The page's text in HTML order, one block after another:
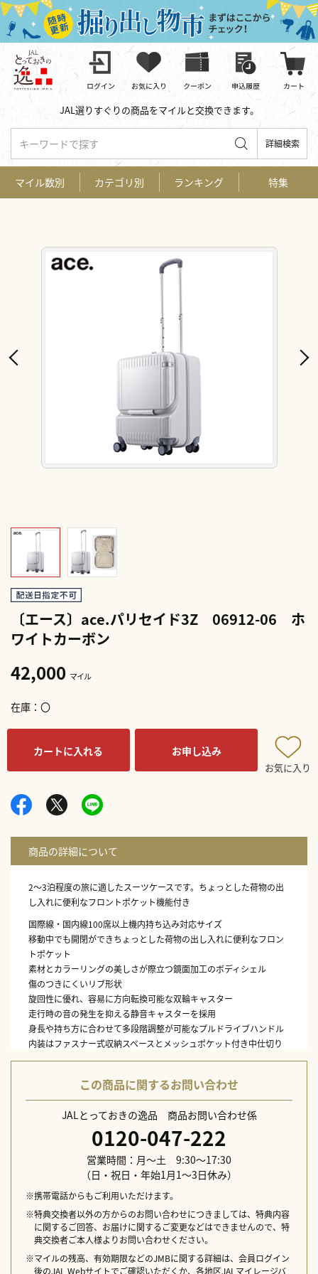
JAL選りすぐりの商品をマイルと交換できます。
キーワードで探す 詳細検索
〔エース〕ace.パリセイド3Z 06912-06 ホ
ワイトカーボン
42,000 マイル
在庫 〇
カートに入れる お申し込み
お気に入り
2～3泊程度の旅に適したスーツケースです。ちょっとした荷物の出
し入れに便利なフロントポケット機能付き
国際線・国内線100席以上機内持ち込み対応サイズ
移動中でも開閉ができちょっとした荷物の出し入れに便利なフロン
トポケット
素材とカラーリングの美しさが際立つ鏡面加工のボディシェル
傷のつきにくいリブ形状
旋回性に優れ、容易に方向転換可能な双輪キャスター
走行時の音の発生を抑える静音キャスターを採用
身長や持ち方に合わせて多段階調整が可能なプルドライブハンドル
内装はファスナー式収納スペースとメッシュポケット付き中仕切り
を採用
不意な走行を防ぐキャスターストッパー付き
TSA対応のダイヤル式ファスナーロックを採用
本体重量：3.2kg
機能：ファスナー開閉、天面にハンドル×1、前面にファスナーポケ
×1、仕切り×1（仕切りにファスナーポケット×2）、ファスナー
式仕切り×1（仕切りにファスナーポケット×1）
素材：ABS混合樹脂
生産国：中国
この商品に関するお問い合わせ
JALとっておきの逸品 商品お問い合わせ係
0120-047-222
営業時間：月～土 9:30～17:30
（日・祝日・年始1月1～3日休み）
※携帯電話からもご利用いただけます。
※特典交換者以外の方からのお問い合わせにつきましては、特典内容
に関するご回答、お届けに関するご変更などはできませんので、特
典交換者ご本人様よりお問い合わせください。
※マイルの残高、有効期限などのJMBに関する詳細は、会員ログイン
後のJAL Webサイトでご確認いただくか、各地区JALマイレージバ
マイル数別 カテゴリ別 ランキング 特集